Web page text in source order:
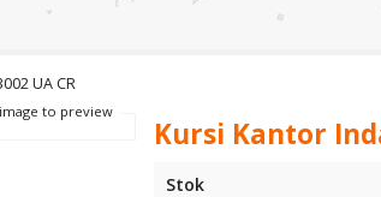
UA CR
to preview
Kursi Kantor
Stok